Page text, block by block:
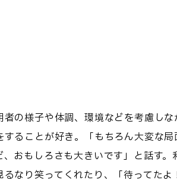
者の様子や体調、環境などを考慮し
することが好き。「もちろん大変な
、おもしろさも大きいです」と話す
るなり笑ってくれたり、「待ってた